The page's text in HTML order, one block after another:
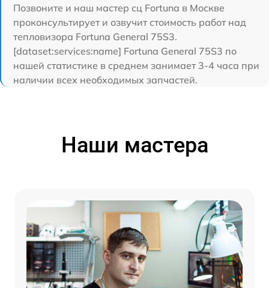
Позвоните и наш мастер сц Fortuna в Москве
проконсультирует и озвучит стоимость работ над
тепловизора Fortuna General 75S3.
[dataset:services:name] Fortuna General 75S3 по
нашей статистике в среднем занимает 3-4 часа при
наличии всех необходимых запчастей.
Наши мастера